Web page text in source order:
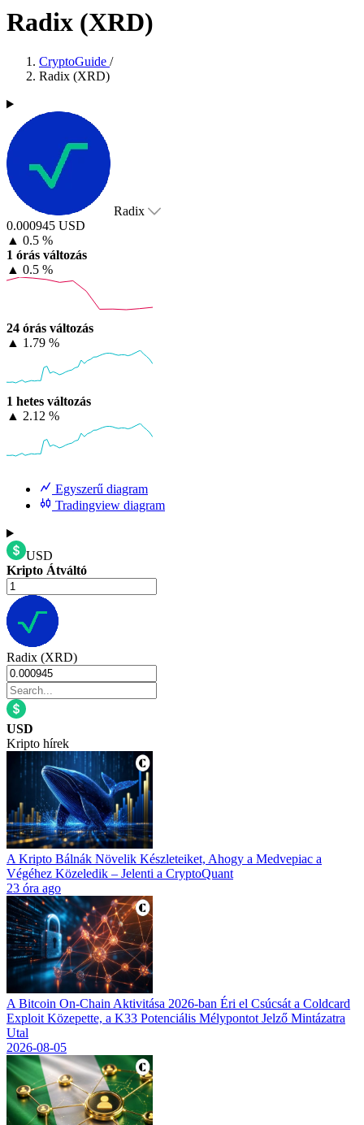
Radix (XRD)
CryptoGuide /
Radix (XRD)
Radix
0.000945 USD
▲ 0.5 %
1 órás változás
▲ 0.5 %
24 órás változás
▲ 1.79 %
1 hetes változás
▲ 2.12 %
Egyszerű diagram
Tradingview diagram
USD
Kripto Átváltó
Radix (XRD)
USD
Kripto hírek
A Kripto Bálnák Növelik Készleteiket, Ahogy a Medvepiac a
Végéhez Közeledik – Jelenti a CryptoQuant
23 óra ago
A Bitcoin On-Chain Aktivitása 2026-ban Éri el Csúcsát a Coldcard
Exploit Közepette, a K33 Potenciális Mélypontot Jelző Mintázatra
Utal
2026-08-05